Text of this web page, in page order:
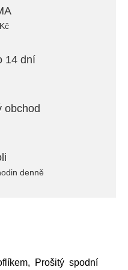
14 dní
obchod
denně
Prošitý spodní